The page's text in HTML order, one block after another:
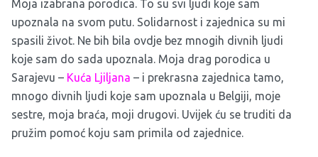
Moja izabrana porodica. To su svi ljudi koje sam
upoznala na svom putu. Solidarnost i zajednica su mi
spasili život. Ne bih bila ovdje bez mnogih divnih ljudi
koje sam do sada upoznala. Moja drag porodica u
Sarajevu – Kuća Ljiljana – i prekrasna zajednica tamo,
mnogo divnih ljudi koje sam upoznala u Belgiji, moje
sestre, moja braća, moji drugovi. Uvijek ću se truditi da
pružim pomoć koju sam primila od zajednice.